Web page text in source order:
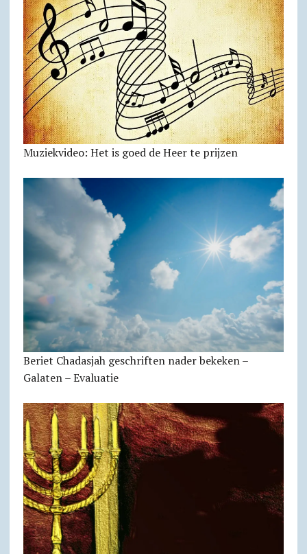
Muziekvideo: Het is goed de Heer te prijzen
Beriet Chadasjah geschriften nader bekeken –
Galaten – Evaluatie